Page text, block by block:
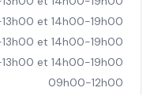
et 14h00-19h00
et 14h00-19h00
et 14h00-19h00
09h00-12h00